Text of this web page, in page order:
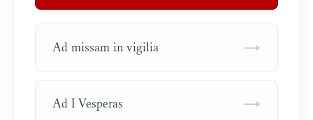
Ad missam in vigilia →
Ad I Vesperas →